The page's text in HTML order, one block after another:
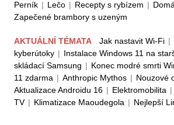
Perník | Lečo | Recepty s rybízem |
Zapečené brambory s uzeným
AKTUÁLNÍ TÉMATA Jak nastavit Wi-Fi |
kyberútoky | Instalace Windows 11 na
skládací Samsung | Konec modré smrti
11 zdarma | Anthropic Mythos | Nouzové
Aktualizace Androidu 16 | Elektromobilita |
TV | Klimatizace Maoudegola | Nejlepší